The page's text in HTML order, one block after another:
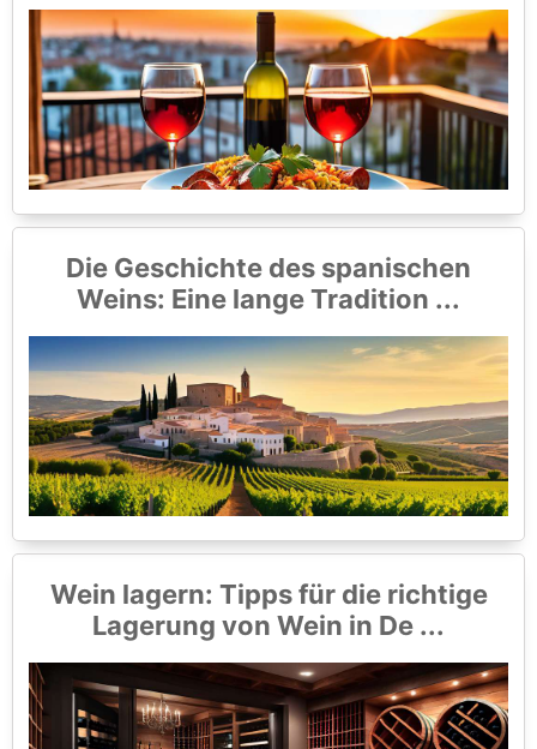
Die Geschichte des spanischen
Weins: Eine lange Tradition ...
Wein lagern: Tipps für die richtige
Lagerung von Wein in De ...